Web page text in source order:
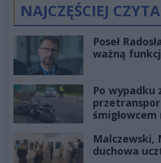
NAJCZĘŚCIEJ
Poseł
ważną
Po wypadku
Malczewski,
duchowa